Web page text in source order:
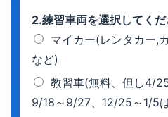
2.練習車両を選択してく
マイカー(レンタカー,
など)
教習車(無料、但し4/
9/18～9/27、12/25～1/5